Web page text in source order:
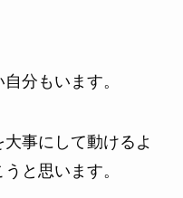
分もいます。
事にして動けるよ
と思います。